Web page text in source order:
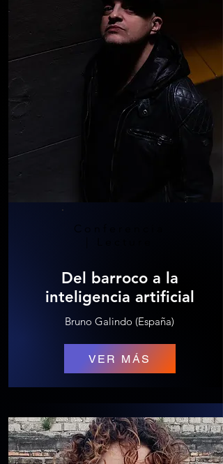
Conferencia
Del barroco a la
inteligencia artificial
Bruno Galindo (España)
VER MÁS